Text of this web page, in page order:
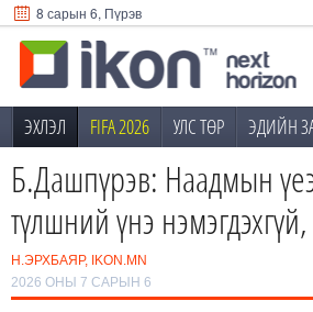
8 сарын 6, Пүрэв
ЭХЛЭЛ FIFA 2026 УЛС ТӨР ЭДИЙН
Б.Дашпүрэв: Наадмын
түлшний үнэ
Н.ЭРХБАЯР, IKON.MN
2026 ОНЫ 7 САРЫН 6